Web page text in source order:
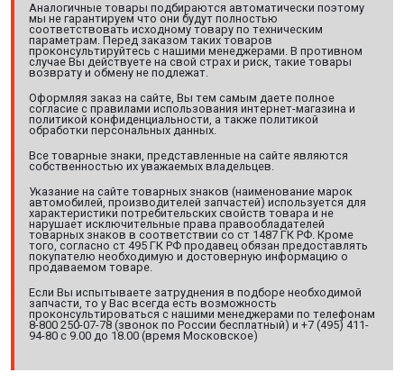
Аналогичные товары подбираются автоматически поэтому
мы не гарантируем что они будут полностью
соответствовать исходному товару по техническим
параметрам. Перед заказом таких товаров
проконсультируйтесь с нашими менеджерами. В противном
случае Вы действуете на свой страх и риск, такие товары
возврату и обмену не подлежат.
Оформляя заказ на сайте, Вы тем самым даете полное
согласие с правилами использования интернет-магазина и
политикой конфиденциальности, а также политикой
обработки персональных данных.
Все товарные знаки, представленные на сайте являются
собственностью их уважаемых владельцев.
Указание на сайте товарных знаков (наименование марок
автомобилей, производителей запчастей) используется для
характеристики потребительских свойств товара и не
нарушает исключительные права правообладателей
товарных знаков в соответствии со ст 1487 ГК РФ. Кроме
того, согласно ст 495 ГК РФ продавец обязан предоставлять
покупателю необходимую и достоверную информацию о
продаваемом товаре.
Если Вы испытываете затруднения в подборе необходимой
запчасти, то у Вас всегда есть возможность
проконсультироваться с нашими менеджерами по телефонам
8-800 250-07-78 (звонок по России бесплатный) и +7 (495) 411-
94-80 с 9.00 до 18.00 (время Московское)